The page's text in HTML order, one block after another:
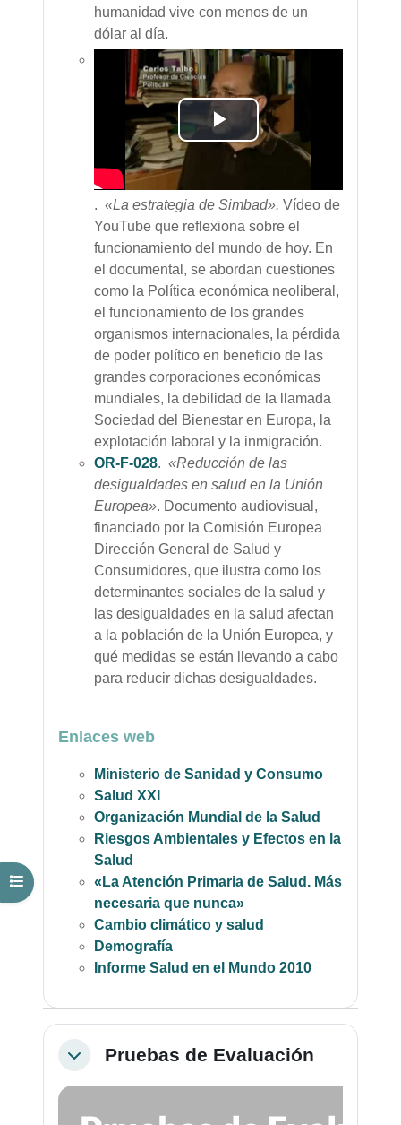
Abrir índice del curso
humanidad vive con menos de un
dólar al día.
Reproducir
. «La estrategia de Simbad». Vídeo de
YouTube que reflexiona sobre el
funcionamiento del mundo de hoy. En
el documental, se abordan cuestiones
como la Política económica neoliberal,
el funcionamiento de los grandes
organismos internacionales, la pérdida
de poder político en beneficio de las
grandes corporaciones económicas
mundiales, la debilidad de la llamada
Sociedad del Bienestar en Europa, la
explotación laboral y la inmigración.
OR-F-028. «Reducción de las
desigualdades en salud en la Unión
Europea». Documento audiovisual,
financiado por la Comisión Europea
Dirección General de Salud y
Consumidores, que ilustra como los
determinantes sociales de la salud y
las desigualdades en la salud afectan
a la población de la Unión Europea, y
qué medidas se están llevando a cabo
para reducir dichas desigualdades.
Enlaces web
Ministerio de Sanidad y Consumo
Salud XXI
Organización Mundial de la Salud
Riesgos Ambientales y Efectos en la
Salud
«La Atención Primaria de Salud. Más
necesaria que nunca»
Cambio climático y salud
Demografía
Informe Salud en el Mundo 2010
ColapsarPruebas de Evaluación